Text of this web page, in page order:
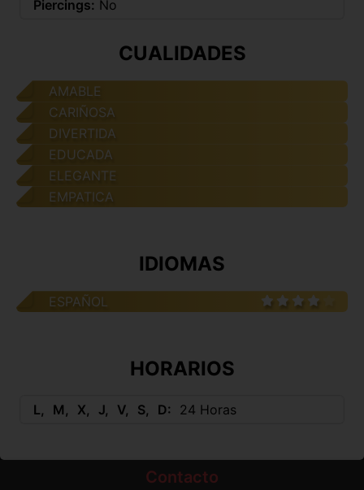
Piercings: No
CUALIDADES
AMABLE
CARIÑOSA
DIVERTIDA
EDUCADA
ELEGANTE
EMPATICA
IDIOMAS
ESPAÑOL
HORARIOS
L M X J V S D 24 Horas
Contacto